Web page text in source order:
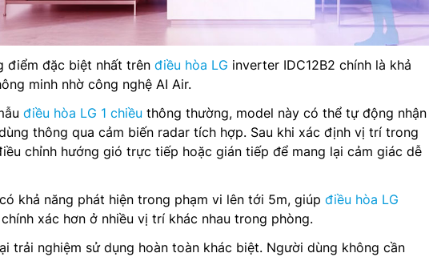
điểm đặc biệt nhất trên điều hòa LG inverter IDC12B2 chính là khả
minh nhờ công nghệ AI Air.
điều hòa LG 1 chiều thông thường, model này có thể tự động nhận
thông qua cảm biến radar tích hợp. Sau khi xác định vị trí trong
chỉnh hướng gió trực tiếp hoặc gián tiếp để mang lại cảm giác dễ
khả năng phát hiện trong phạm vi lên tới 5m, giúp điều hòa LG
xác hơn ở nhiều vị trí khác nhau trong phòng.
trải nghiệm sử dụng hoàn toàn khác biệt. Người dùng không cần